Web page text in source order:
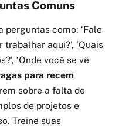
Comuns
perguntas como: ‘Fale
trabalhar aqui?’, ‘Quais
‘Onde você se vê
para recem
sobre a falta de
de projetos e
Treine suas